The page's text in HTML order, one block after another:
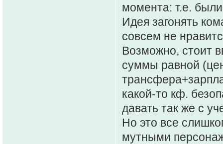
момента: т.е.
Идея загонять
совсем не
Возможно, стоит
суммы равной
какой-то кф.
давать так же с
Но это все
мутными